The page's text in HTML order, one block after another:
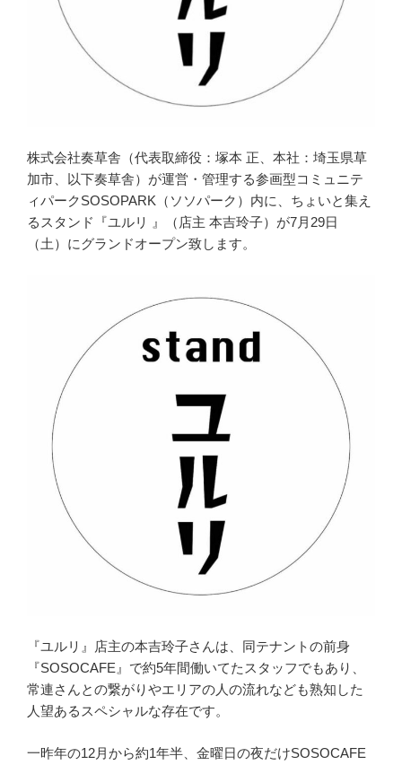
株式会社奏草舎（代表取締役：塚本 正、本社：埼玉県草
加市、以下奏草舎）が運営・管理する参画型コミュニテ
ィパークSOSOPARK（ソソパーク）内に、ちょいと集え
るスタンド『ユルリ 』（店主 本吉玲子）が7月29日
（土）にグランドオープン致します。
『ユルリ』店主の本吉玲子さんは、同テナントの前身
『SOSOCAFE』で約5年間働いてたスタッフでもあり、
常連さんとの繋がりやエリアの人の流れなども熟知した
人望あるスペシャルな存在です。
一昨年の12月から約1年半、金曜日の夜だけSOSOCAFE